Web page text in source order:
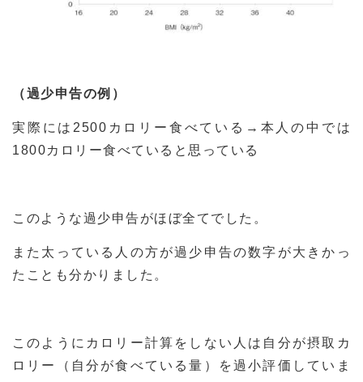
（過少申告の例）
実際には2500カロリー食べている→本人の中では
1800カロリー食べていると思っている
このような過少申告がほぼ全てでした。
また太っている人の方が過少申告の数字が大きかっ
たことも分かりました。
このようにカロリー計算をしない人は自分が摂取カ
ロリー（自分が食べている量）を過小評価していま